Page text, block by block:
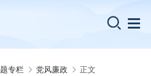
专栏 党风廉政 正文